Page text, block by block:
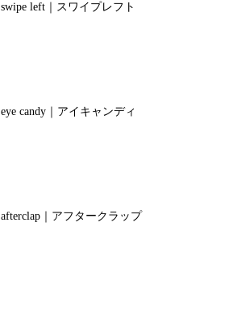
swipe left｜スワイプレフト
eye candy｜アイキャンディ
afterclap｜アフタークラップ